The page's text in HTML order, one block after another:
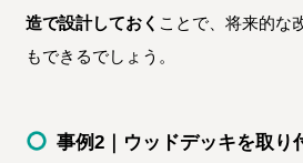
造で設計しておく ことで、将来的な
もできるでしょう。
事例2｜ウッドデッキを取り